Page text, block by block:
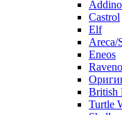
Castrol
Elf
Areca/
Eneos
British
Turtle